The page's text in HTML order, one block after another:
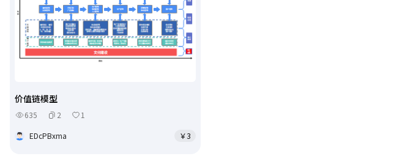
价值链模型
635 2
1
EDcPBxma
￥3